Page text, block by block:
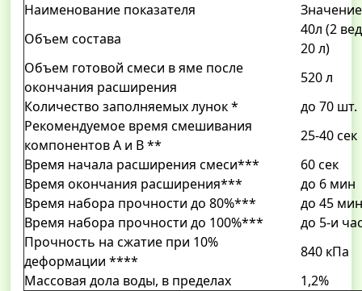
Наименование показателя
Значение
Объем состава
40л (2
20 л)
Объем готовой смеси в яме после
окончания расширения
520 л
Количество заполняемых лунок *
до 70 шт.
Рекомендуемое время смешивания
компонентов А и В **
25-40 сек
Время начала расширения смеси***
60 сек
Время окончания расширения***
до 6 мин
Время набора прочности до 80%***
до 45 мин
Время набора прочности до 100%***
до 5-и
Прочность на сжатие при 10%
деформации ****
840 кПа
Массовая дола воды, в пределах
1,2%